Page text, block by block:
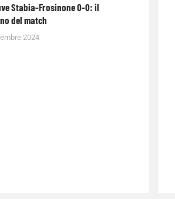
Stabia-Frosinone 0-0: il
del match
2024